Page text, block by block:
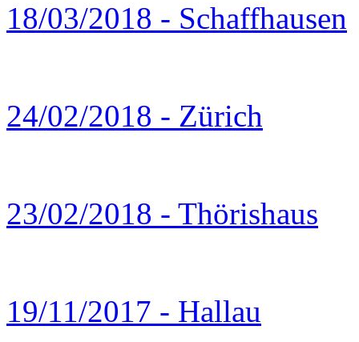
18/03/2018 - Schaffhausen
24/02/2018 - Zürich
23/02/2018 - Thörishaus
19/11/2017 - Hallau